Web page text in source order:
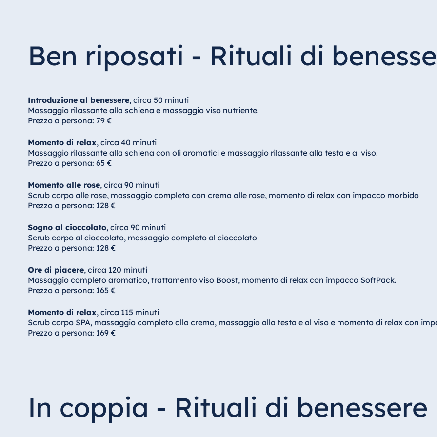
Ben riposati - Rituali di
Introduzione al benessere, circa 50 minuti
Massaggio rilassante alla schiena e massaggio viso nutriente.
Prezzo a persona: 79 €
Momento di relax, circa 40 minuti
Massaggio rilassante alla schiena con oli aromatici e massaggio rilassante alla testa e al viso.
Prezzo a persona: 65 €
Momento alle rose, circa 90 minuti
Scrub corpo alle rose, massaggio completo con crema alle rose, momento di relax con impacco morbido
Prezzo a persona: 128 €
Sogno al cioccolato, circa 90 minuti
Scrub corpo al cioccolato, massaggio completo al cioccolato
Prezzo a persona: 128 €
Ore di piacere, circa 120 minuti
Massaggio completo aromatico, trattamento viso Boost, momento di relax con impacco SoftPack.
Prezzo a persona: 165 €
Momento di relax, circa 115 minuti
Scrub corpo SPA, massaggio completo alla crema, massaggio alla testa e al viso e momento di relax con
Prezzo a persona: 169 €
In coppia - Rituali di benessere